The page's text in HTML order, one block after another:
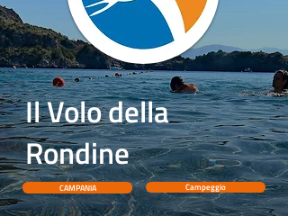
Il Volo della
Rondine
CAMPANIA Campeggio